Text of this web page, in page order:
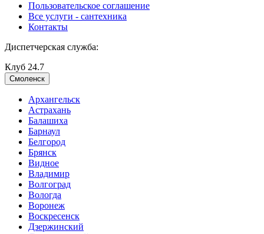
Пользовательское соглашение
Все услуги - cантехника
Контакты
Диспетчерская служба:
Клуб 24.7
Смоленск
Архангельск
Астрахань
Балашиха
Барнаул
Белгород
Брянск
Видное
Владимир
Волгоград
Вологда
Воронеж
Воскресенск
Дзержинский